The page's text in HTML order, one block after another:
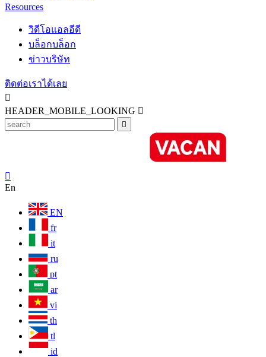
Resources
วิดีโอแอลอีดี
บล็อกบล็อก
ข่าวบริษัท
ติดต่อเราได้เลย

HEADER_MOBILE_LOOKING 


En
EN
fr
it
ru
pt
ar
vi
th
tl
id